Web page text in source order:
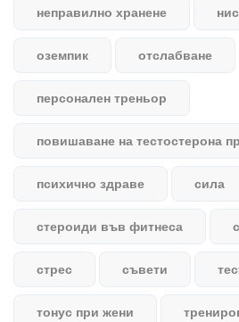
неправилно хранене
оземпик отслабване
персонален треньор
повишаване на тестостерона
психично здраве сила
стероиди във фитнеса
стрес съвети
тонус при жени